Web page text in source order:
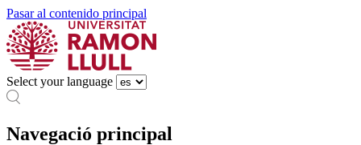
Pasar al contenido principal
Select your language
Navegació principal